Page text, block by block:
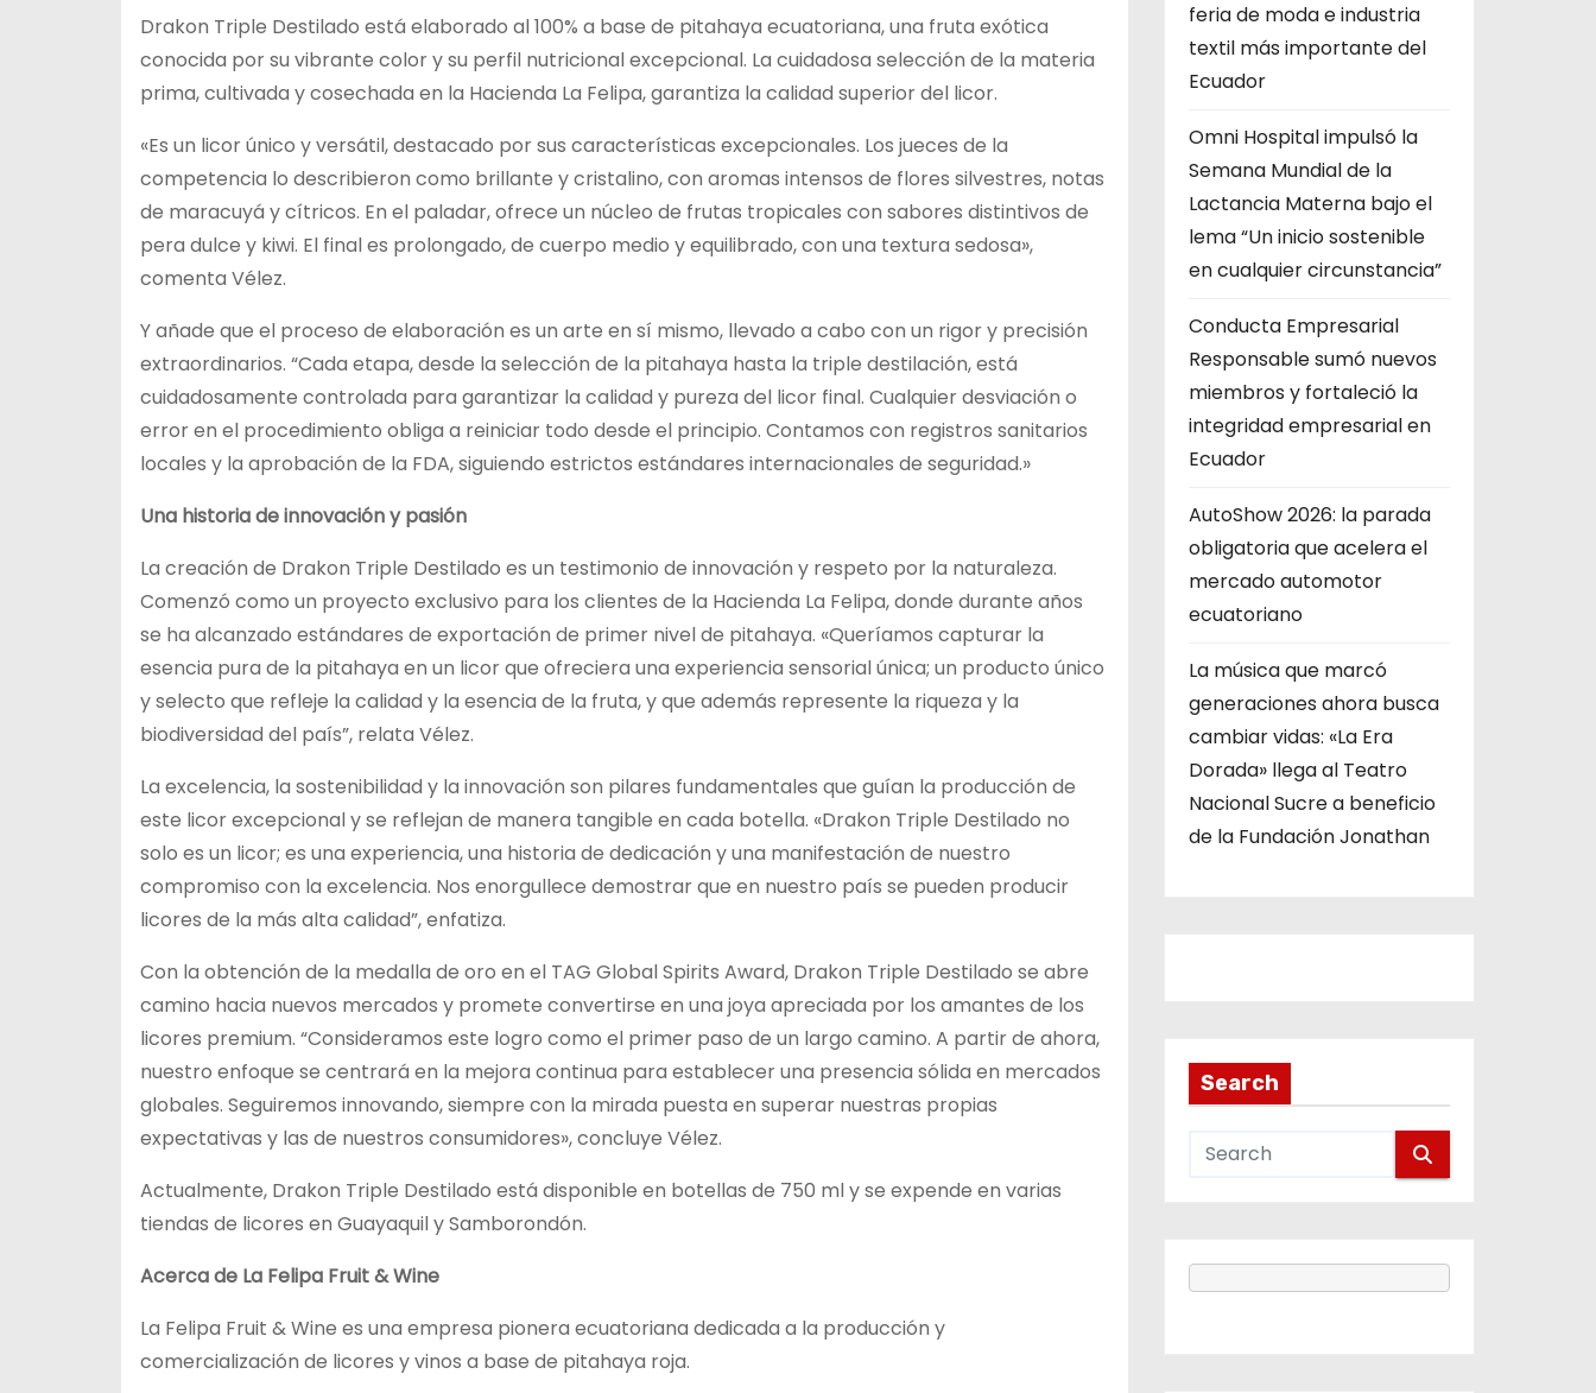
Drakon Triple Destilado está elaborado al 100% a base de pitahaya ecuatoriana, una fruta exótica
conocida por su vibrante color y su perfil nutricional excepcional. La cuidadosa selección de la materia
prima, cultivada y cosechada en la Hacienda La Felipa, garantiza la calidad superior del licor.
«Es un licor único y versátil, destacado por sus características excepcionales. Los jueces de la
competencia lo describieron como brillante y cristalino, con aromas intensos de flores silvestres, notas
de maracuyá y cítricos. En el paladar, ofrece un núcleo de frutas tropicales con sabores distintivos de
pera dulce y kiwi. El final es prolongado, de cuerpo medio y equilibrado, con una textura sedosa»,
comenta Vélez.
Y añade que el proceso de elaboración es un arte en sí mismo, llevado a cabo con un rigor y precisión
extraordinarios. “Cada etapa, desde la selección de la pitahaya hasta la triple destilación, está
cuidadosamente controlada para garantizar la calidad y pureza del licor final. Cualquier desviación o
error en el procedimiento obliga a reiniciar todo desde el principio. Contamos con registros sanitarios
locales y la aprobación de la FDA, siguiendo estrictos estándares internacionales de seguridad.»
Una historia de innovación y pasión
La creación de Drakon Triple Destilado es un testimonio de innovación y respeto por la naturaleza.
Comenzó como un proyecto exclusivo para los clientes de la Hacienda La Felipa, donde durante años
se ha alcanzado estándares de exportación de primer nivel de pitahaya. «Queríamos capturar la
esencia pura de la pitahaya en un licor que ofreciera una experiencia sensorial única; un producto único
y selecto que refleje la calidad y la esencia de la fruta, y que además represente la riqueza y la
biodiversidad del país”, relata Vélez.
La excelencia, la sostenibilidad y la innovación son pilares fundamentales que guían la producción de
este licor excepcional y se reflejan de manera tangible en cada botella. «Drakon Triple Destilado no
solo es un licor; es una experiencia, una historia de dedicación y una manifestación de nuestro
compromiso con la excelencia. Nos enorgullece demostrar que en nuestro país se pueden producir
licores de la más alta calidad”, enfatiza.
Con la obtención de la medalla de oro en el TAG Global Spirits Award, Drakon Triple Destilado se abre
camino hacia nuevos mercados y promete convertirse en una joya apreciada por los amantes de los
licores premium. “Consideramos este logro como el primer paso de un largo camino. A partir de ahora,
nuestro enfoque se centrará en la mejora continua para establecer una presencia sólida en mercados
globales. Seguiremos innovando, siempre con la mirada puesta en superar nuestras propias
expectativas y las de nuestros consumidores», concluye Vélez.
Actualmente, Drakon Triple Destilado está disponible en botellas de 750 ml y se expende en varias
tiendas de licores en Guayaquil y Samborondón.
Acerca de La Felipa Fruit & Wine
La Felipa Fruit & Wine es una empresa pionera ecuatoriana dedicada a la producción y
comercialización de licores y vinos a base de pitahaya roja.
feria de moda e industria
textil más importante del
Ecuador
Omni Hospital impulsó la
Semana Mundial de la
Lactancia Materna bajo el
lema “Un inicio sostenible
en cualquier circunstancia”
Conducta Empresarial
Responsable sumó nuevos
miembros y fortaleció la
integridad empresarial en
Ecuador
AutoShow 2026: la parada
obligatoria que acelera el
mercado automotor
ecuatoriano
La música que marcó
generaciones ahora busca
cambiar vidas: «La Era
Dorada» llega al Teatro
Nacional Sucre a beneficio
de la Fundación Jonathan
Search